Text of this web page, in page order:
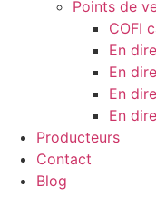
Points de
COFI
En
En
En
En
Producteurs
Contact
Blog